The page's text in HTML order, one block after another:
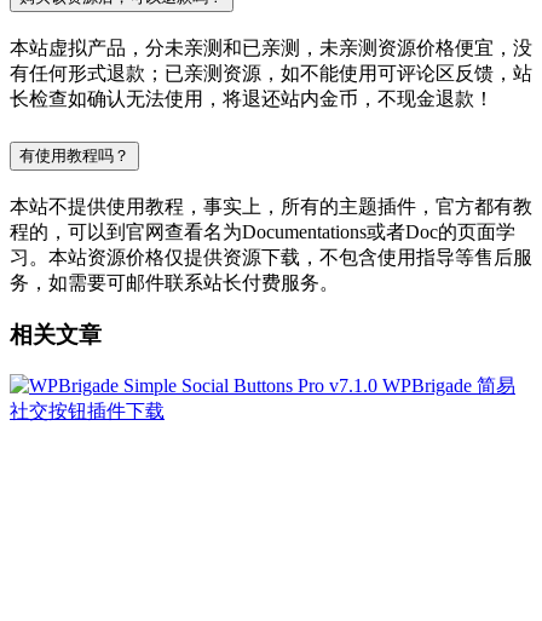
本站虚拟产品，分未亲测和已亲测，未亲测资源价格便宜，没
有任何形式退款；已亲测资源，如不能使用可评论区反馈，站
长检查如确认无法使用，将退还站内金币，不现金退款！
有使用教程吗？
本站不提供使用教程，事实上，所有的主题插件，官方都有教
程的，可以到官网查看名为Documentations或者Doc的页面学
习。本站资源价格仅提供资源下载，不包含使用指导等售后服
务，如需要可邮件联系站长付费服务。
相关文章